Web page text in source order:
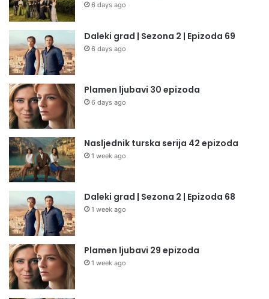
6 days ago
Daleki grad | Sezona 2 | Epizoda 69
6 days ago
Plamen ljubavi 30 epizoda
6 days ago
Nasljednik turska serija 42 epizoda
1 week ago
Daleki grad | Sezona 2 | Epizoda 68
1 week ago
Plamen ljubavi 29 epizoda
1 week ago